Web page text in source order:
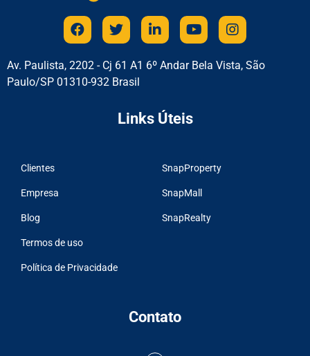
Av. Paulista, 2202 - Cj 61 A1 6º Andar Bela Vista, São
Paulo/SP 01310-932 Brasil
Links Úteis
Clientes
Empresa
Blog
Termos de uso
Política de Privacidade
SnapProperty
SnapMall
SnapRealty
Contato